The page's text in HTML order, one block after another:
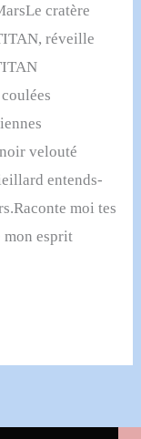
cratère
réveille
velouté
entends-
moi tes
mon esprit